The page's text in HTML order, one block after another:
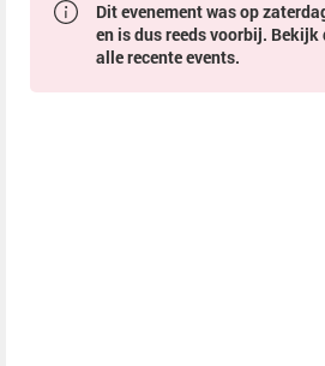
Dit evenement was op
en is dus reeds voorbij. Bekijk
alle recente events.